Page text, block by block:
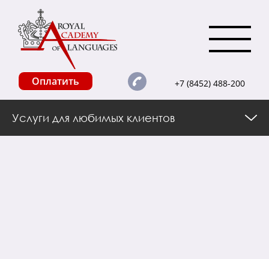
Оплатить +7 (8452) 488-200
Услуги для любимых клиентов